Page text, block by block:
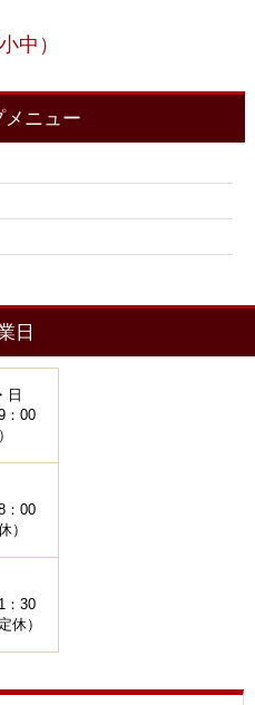
中）
メニュー
日
日
：00
：00
）
：30
休）